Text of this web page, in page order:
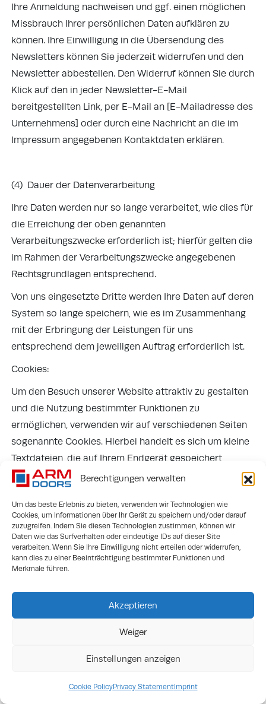
Berechtigungen verwalten
Um das beste Erlebnis zu bieten, verwenden wir Technologien wie
Cookies, um Informationen über Ihr Gerät zu speichern und/oder darauf
zuzugreifen. Indem Sie diesen Technologien zustimmen, können wir
Daten wie das Surfverhalten oder eindeutige IDs auf dieser Site
verarbeiten. Wenn Sie Ihre Einwilligung nicht erteilen oder widerrufen,
kann dies zu einer Beeinträchtigung bestimmter Funktionen und
Merkmale führen.
Akzeptieren
Weiger
Einstellungen anzeigen
Cookie PolicyPrivacy StatementImprint
Ihre Anmeldung nachweisen und ggf. einen möglichen
Missbrauch Ihrer persönlichen Daten aufklären zu
können. Ihre Einwilligung in die Übersendung des
Newsletters können Sie jederzeit widerrufen und den
Newsletter abbestellen. Den Widerruf können Sie durch
Klick auf den in jeder Newsletter-E-Mail
bereitgestellten Link, per E-Mail an [E-Mailadresse des
Unternehmens] oder durch eine Nachricht an die im
Impressum angegebenen Kontaktdaten erklären.
(4) Dauer der Datenverarbeitung
Ihre Daten werden nur so lange verarbeitet, wie dies für
die Erreichung der oben genannten
Verarbeitungszwecke erforderlich ist; hierfür gelten die
im Rahmen der Verarbeitungszwecke angegebenen
Rechtsgrundlagen entsprechend.
Von uns eingesetzte Dritte werden Ihre Daten auf deren
System so lange speichern, wie es im Zusammenhang
mit der Erbringung der Leistungen für uns
entsprechend dem jeweiligen Auftrag erforderlich ist.
Cookies:
Um den Besuch unserer Website attraktiv zu gestalten
und die Nutzung bestimmter Funktionen zu
ermöglichen, verwenden wir auf verschiedenen Seiten
sogenannte Cookies. Hierbei handelt es sich um kleine
Textdateien, die auf Ihrem Endgerät gespeichert
werden. Einige der von uns verwendeten Cookies
Schließen Ihres Browsers, wieder gelöscht (sog.
Sitzungs-Cookies). Andere Cookies verbleiben auf
Ihrem Endgerät und ermöglichen uns, Ihren Browser
beim nächsten Besuch wiederzuerkennen (persistente
Cookies). Sie können Ihren Browser so einstellen, dass
Sie über das Setzen von Cookies informiert werden
und einzeln über deren Annahme entscheiden oder die
Cookies kann die Funktionalität unserer Website